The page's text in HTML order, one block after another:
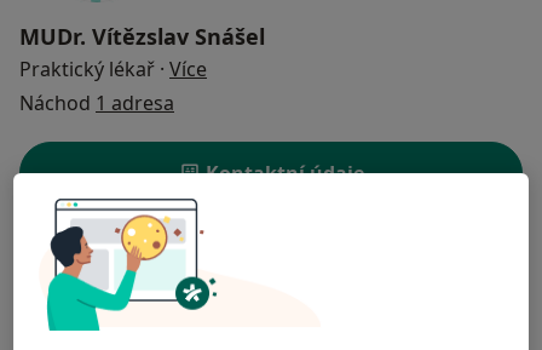
MUDr. Vítězslav Snášel
Praktický lékař · Více
Náchod 1 adresa
Kontaktní údaje
Rezervovat termín
Ceník